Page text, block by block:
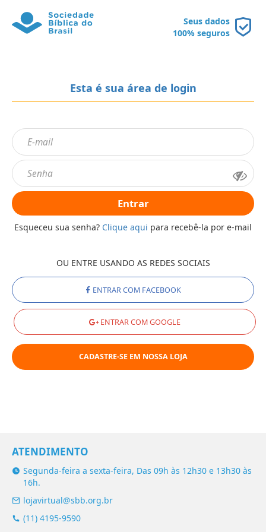
Seus dados
100% seguros
Esta é sua área de login
Entrar
Esqueceu sua senha? Clique aqui para recebê-la por e-mail
ENTRAR COM FACEBOOK
ENTRAR COM GOOGLE
CADASTRE-SE EM NOSSA LOJA
ATENDIMENTO
Segunda-feira a sexta-feira, Das 09h às 12h30 e 13h30 às
16h.
lojavirtual@sbb.org.br
(11) 4195-9590